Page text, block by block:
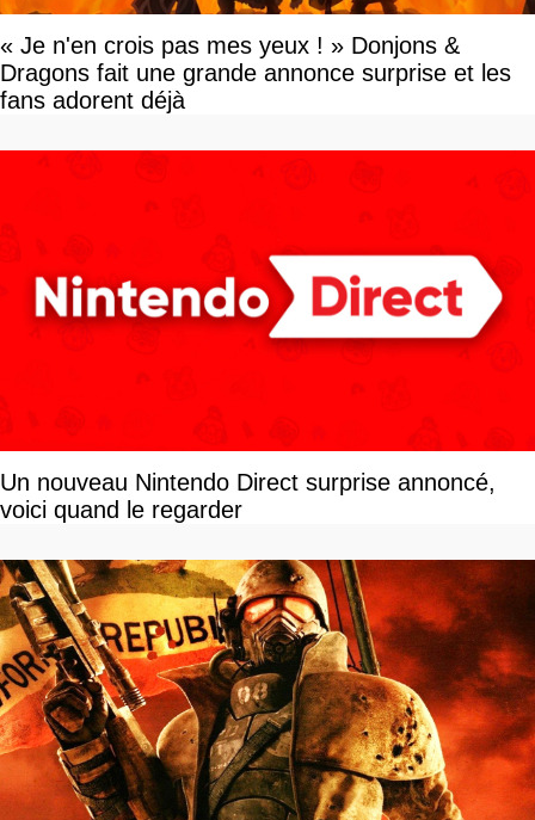
« Je n'en crois pas mes yeux ! » Donjons &
Dragons fait une grande annonce surprise et les
fans adorent déjà
Un nouveau Nintendo Direct surprise annoncé,
voici quand le regarder